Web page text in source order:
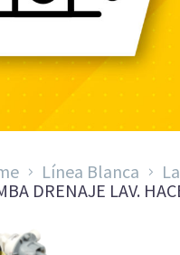
Línea Blanca
DRENAJE LAV.